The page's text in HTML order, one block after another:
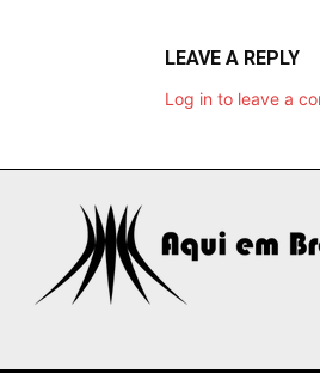
LEAVE A REPLY
Log in to leave a